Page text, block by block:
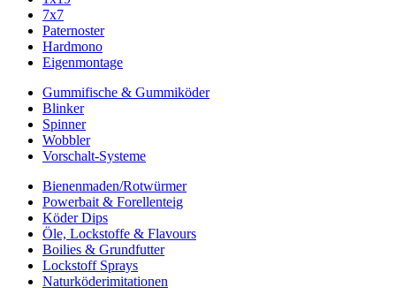
7x7
Paternoster
Hardmono
Eigenmontage
Gummifische & Gummiköder
Blinker
Spinner
Wobbler
Vorschalt-Systeme
Bienenmaden/Rotwürmer
Powerbait & Forellenteig
Köder Dips
Öle, Lockstoffe & Flavours
Boilies & Grundfutter
Lockstoff Sprays
Naturköderimitationen